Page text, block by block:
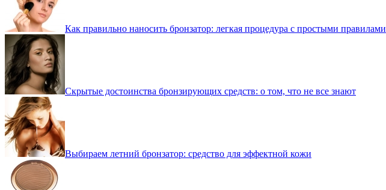
Как правильно наносить бронзатор: легкая процедура с простыми правилами
Cкрытые достоинства бронзирующих средств: о том, что не все знают
Выбираем летний бронзатор: средство для эффектной кожи